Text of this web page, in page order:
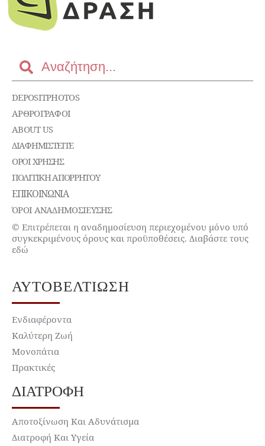
DEPOSITPHOTOS
ΑΡΘΡΟΓΡΑΦΟΙ
ABOUT US
ΔΙΑΦΗΜΙΣΤΕΊΤΕ
ΌΡΟΙ ΧΡΉΣΗΣ
ΠΟΛΙΤΙΚΉ ΑΠΟΡΡΉΤΟΥ
ΕΠΙΚΟΙΝΩΝΊΑ
ΌΡΟΙ ΑΝΑΔΗΜΟΣΙΕΥΣΗΣ
© Επιτρέπεται η αναδημοσίευση περιεχομένου μόνο υπό
συγκεκριμένους όρους και προϋποθέσεις. Διαβάστε τους
εδώ
ΑΥΤΟΒΕΛΤΊΩΣΗ
Ενδιαφέροντα
Καλύτερη Ζωή
Μονοπάτια
Πρακτικές
ΔΙΑΤΡΟΦΉ
Αποτοξίνωση Και Αδυνάτισμα
Διατροφή Και Υγεία